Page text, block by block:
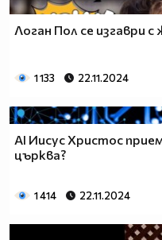
Логан Пол се изгаври
1 133 22.11.2024
AI Иисус Христос
църква?
1 414 22.11.2024